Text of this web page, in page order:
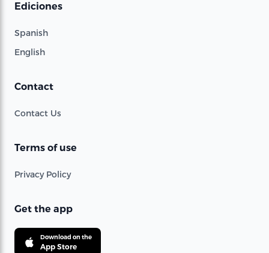
Ediciones
Spanish
English
Contact
Contact Us
Terms of use
Privacy Policy
Get the app
Download on the
App Store